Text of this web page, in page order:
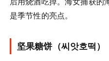
是季节性的亮点。
坚果糖饼（씨앗호떡）